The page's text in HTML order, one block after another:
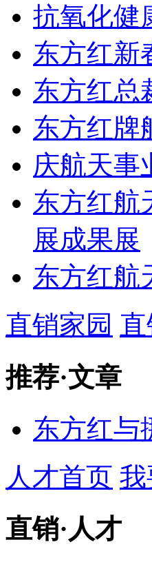
抗氧化健
东方红新
东方红总
东方红牌
庆航天事
东方红航
展成果展
东方红航
直销家园
推荐·文章
东方红与
人才首页 我
直销· 人才